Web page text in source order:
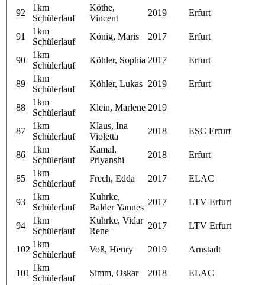
92
1km
Schülerlauf
Köthe,
Vincent
2019 Erfurt
91
1km
Schülerlauf
König, Maris 2017 Erfurt
90
1km
Schülerlauf
Köhler, Sophia 2017 Erfurt
89
1km
Schülerlauf
Köhler, Lukas 2019 Erfurt
88
1km
Schülerlauf
Klein, Marlene 2019
87
1km
Schülerlauf
Klaus, Ina
Violetta
2018 ESC Erfurt
86
1km
Schülerlauf
Kamal,
Priyanshi
2018 Erfurt
85
1km
Schülerlauf
Frech, Edda 2017 ELAC
93
1km
Schülerlauf
Kuhrke,
Balder Yannes
2017 LTV Erfurt
94
1km
Schülerlauf
Kuhrke, Vidar
Rene '
2017 LTV Erfurt
102
1km
Schülerlauf
Voß, Henry 2019 Arnstadt
101
1km
Schülerlauf
Simm, Oskar 2018 ELAC